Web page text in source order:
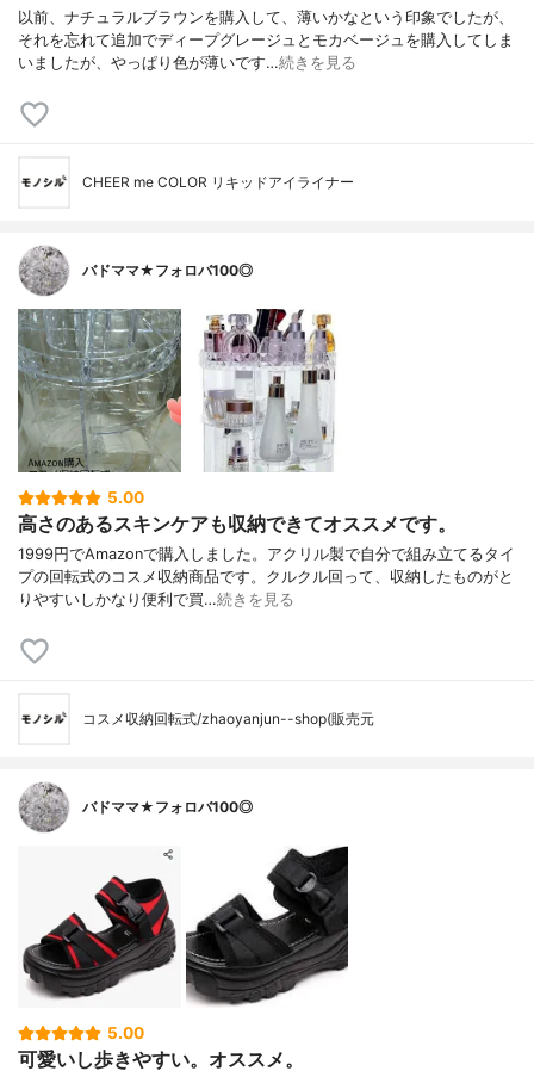
以前、ナチュラルブラウンを購入して、薄いかなという印象でしたが、
それを忘れて追加でディープグレージュとモカベージュを購入してしま
いましたが、やっぱり色が薄いです…続きを見る
CHEER me COLOR リキッドアイライナー
バドママ★フォロバ100◎
5.00
高さのあるスキンケアも収納できてオススメです。
1999円でAmazonで購入しました。アクリル製で自分で組み立てるタイ
プの回転式のコスメ収納商品です。クルクル回って、収納したものがと
りやすいしかなり便利で買…続きを見る
コスメ収納回転式/zhaoyanjun--shop(販売元
バドママ★フォロバ100◎
5.00
可愛いし歩きやすい。オススメ。